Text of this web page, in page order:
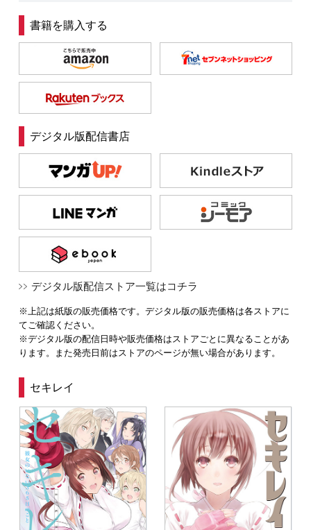
書籍を購入する
デジタル版配信書店
デジタル版配信ストア一覧はコチラ
※上記は紙版の販売価格です。デジタル版の販売価格は各ストアに
てご確認ください。
※デジタル版の配信日時や販売価格はストアごとに異なることがあ
ります。また発売日前はストアのページが無い場合があります。
セキレイ